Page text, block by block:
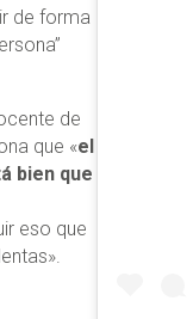
de forma
de
que «el
bien que
eso que